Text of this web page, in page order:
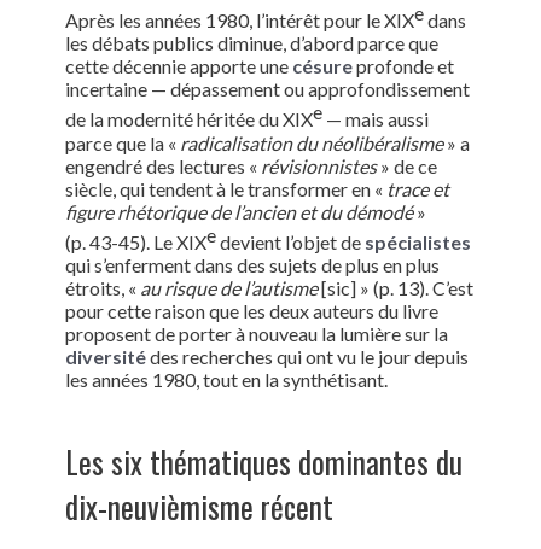
Après les années 1980, l’intérêt pour le XIXedans
les débats publics diminue, d’abord parce que
cette décennie apporte une césureprofonde et
incertaine — dépassement ou approfondissement
de la modernité héritée du XIXe— mais aussi
parce que la « radicalisation du néolibéralisme» a
engendré des lectures « révisionnistes» de ce
siècle, qui tendent à le transformer en « trace et
figure rhétorique de l’ancien et du démodé»
(p. 43-45). Le XIXedevient l’objet de spécialistes
qui s’enferment dans des sujets de plus en plus
étroits, « au risque de l’autisme[sic] » (p. 13). C’est
pour cette raison que les deux auteurs du livre
proposent de porter à nouveau la lumière sur la
diversitédes recherches qui ont vu le jour depuis
les années 1980, tout en la synthétisant.
Les six thématiques dominantes du
dix-neuvièmisme récent